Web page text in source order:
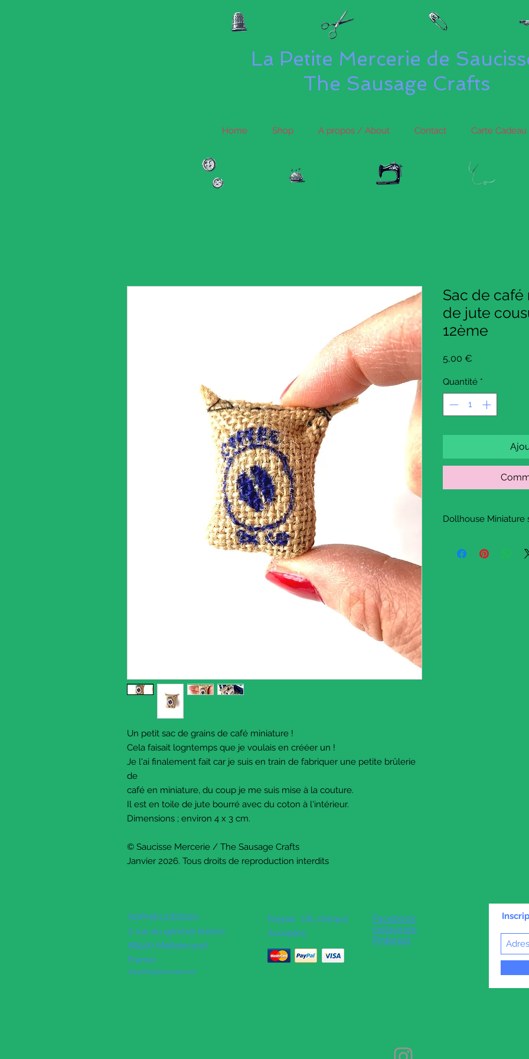
La Petite Mercerie de
The Sausage Crafts
Home Shop A propos / About Contact Carte
Un petit sac de grains de café miniature !
Cela faisait logntemps que je voulais en crééer un !
Je l'ai finalement fait car je suis en train de fabriquer une petite brûlerie
de
café en miniature, du coup je me suis mise à la couture.
Il est en toile de jute bourré avec du coton à l'intérieur.
Dimensions ; environ 4 x 3 cm.
© Saucisse Mercerie / The Sausage Crafts
Janvier 2026. Tous droits de reproduction interdits
Sac de
de jute
12ème
5,00 €
Quantité *
Dollhouse Miniature
miniature for a long
SOPHIELDESIGN
2 rue du général leclerc
88500 Mattaincourt
France
latanche@hotmail.com
Paypal , CB, chèque
Acceptés
Facebook
Instagram
Pinterest